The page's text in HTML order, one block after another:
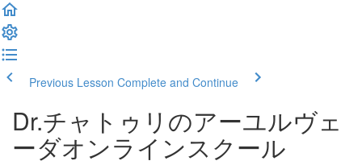
Previous Lesson Complete and Continue
Dr.チャトゥリのアーユルヴェ
ーダオンラインスクール